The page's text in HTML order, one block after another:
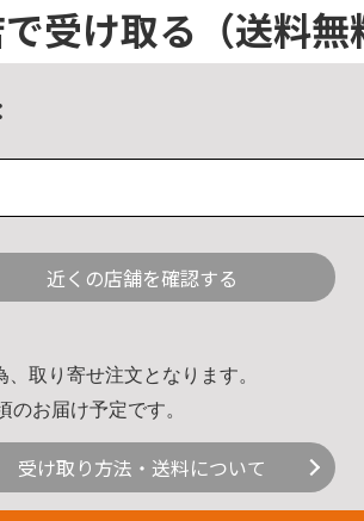
受け取る （送料無
近くの店舗を確認する
、取り寄せ注文となります。
のお届け予定です。
受け取り方法・送料について